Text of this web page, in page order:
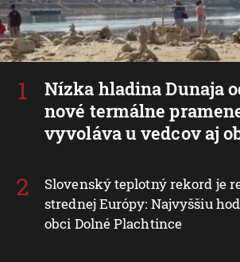
Nízka hladina Dunaja
nové termálne
vyvoláva u vedcov aj
Slovenský teplotný rekord je
strednej Európy: Najvyššiu
obci Dolné Plachtince